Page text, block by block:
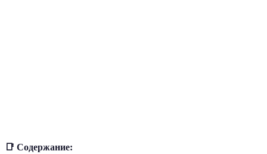
📑 Содержание: